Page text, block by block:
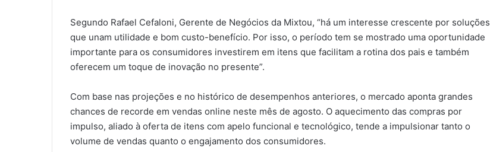
Segundo Rafael Cefaloni, Gerente de Negócios da Mixtou, “há um interesse crescente por soluções
que unam utilidade e bom custo-benefício. Por isso, o período tem se mostrado uma oportunidade
importante para os consumidores investirem em itens que facilitam a rotina dos pais e também
oferecem um toque de inovação no presente”.
Com base nas projeções e no histórico de desempenhos anteriores, o mercado aponta grandes
chances de recorde em vendas online neste mês de agosto. O aquecimento das compras por
impulso, aliado à oferta de itens com apelo funcional e tecnológico, tende a impulsionar tanto o
volume de vendas quanto o engajamento dos consumidores.